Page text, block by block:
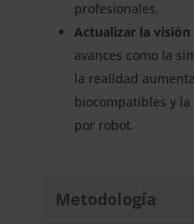
profesionales.
Actualizar la visión
avances como la
la realidad
biocompatibles y
por robot.
Metodología